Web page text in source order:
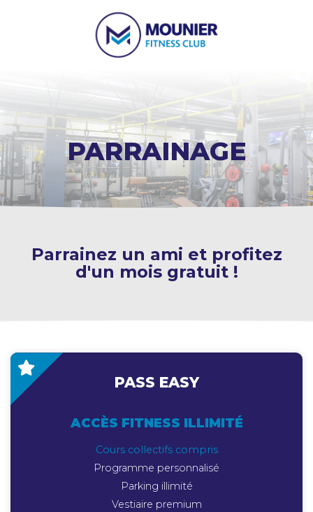
PARRAINAGE
Parrainez un ami et profitez
d'un mois gratuit !
PASS EASY
ACCÈS FITNESS ILLIMITÉ
Cours collectifs compris
Programme personnalisé
Parking illimité
Vestiaire premium